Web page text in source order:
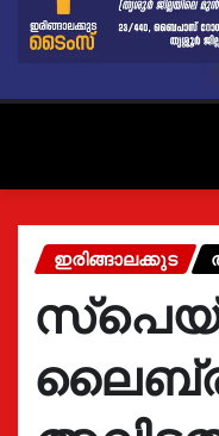
ഇരിങ്ങാലക്കുട